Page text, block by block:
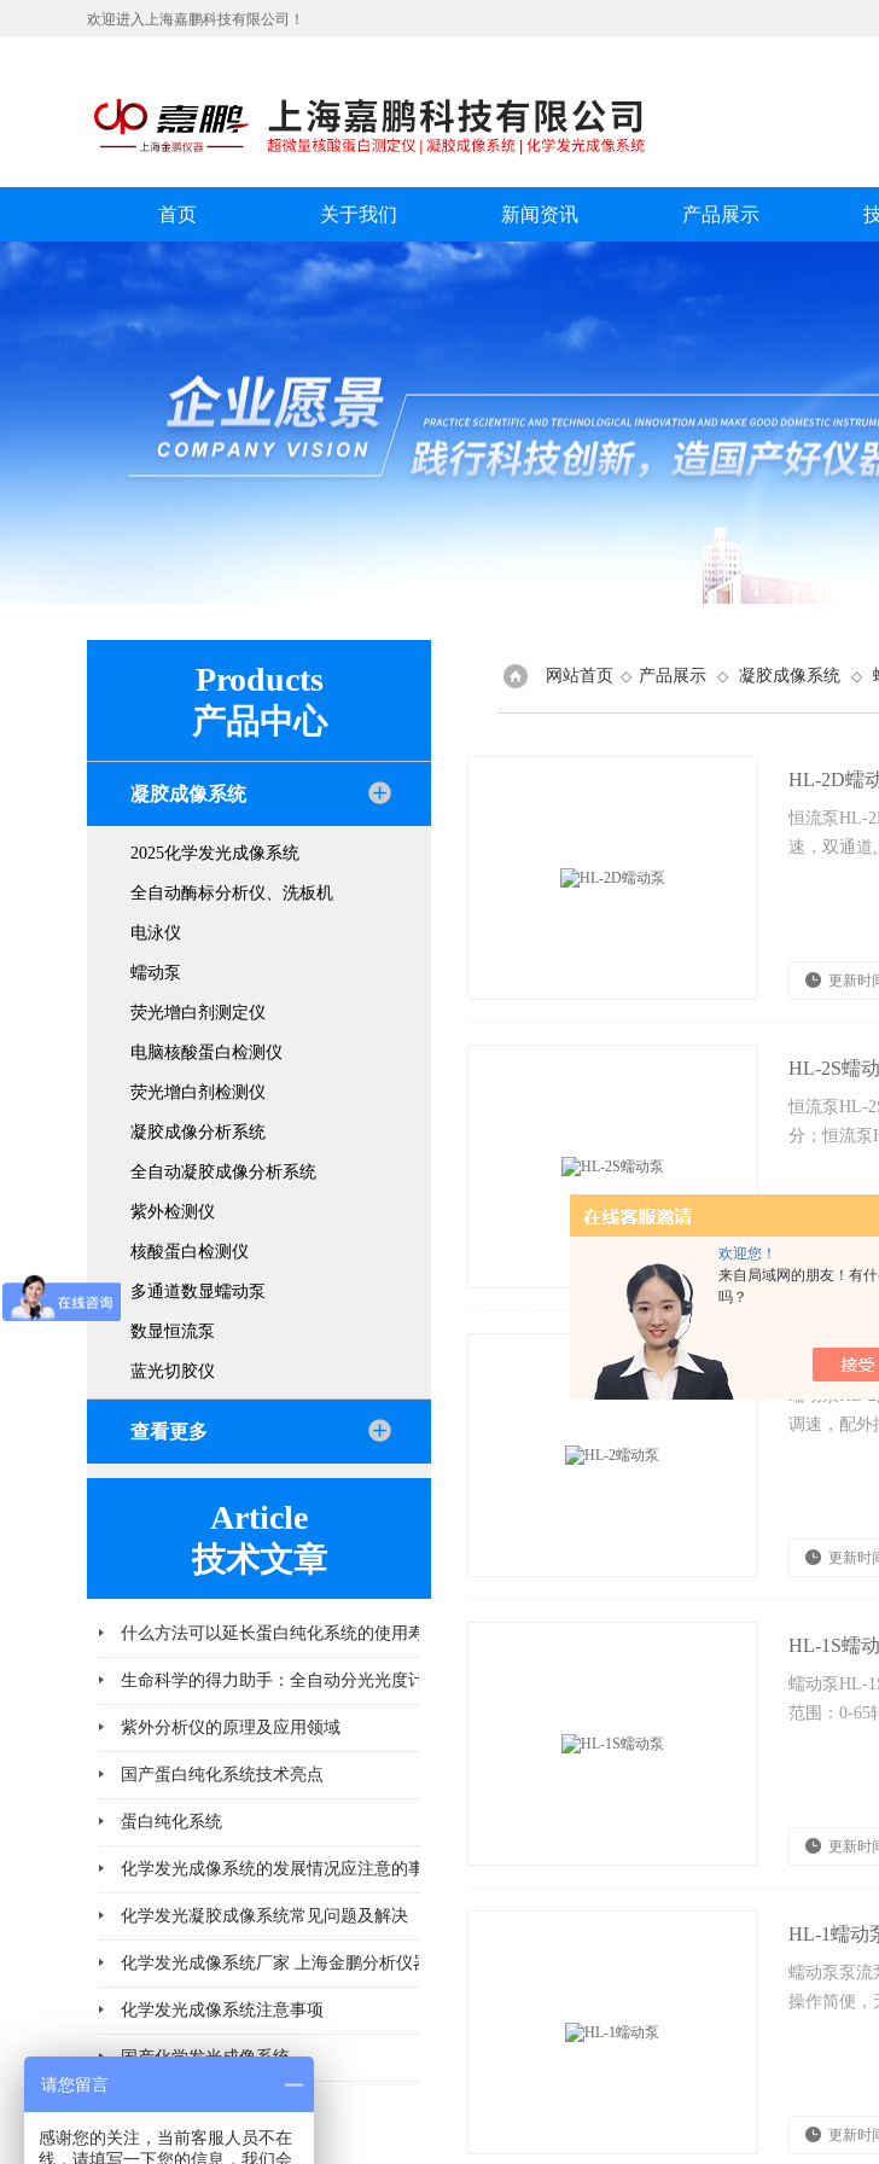
欢迎您！
来自局域网的朋友！有
吗？
欢迎进入上海嘉鹏科技有限公司！
首页 关于我们 新闻资讯 产品展示
Products
产品中心
凝胶成像系统
2025化学发光成像系统
全自动酶标分析仪、洗板机
电泳仪
蠕动泵
荧光增白剂测定仪
电脑核酸蛋白检测仪
荧光增白剂检测仪
凝胶成像分析系统
全自动凝胶成像分析系统
紫外检测仪
核酸蛋白检测仪
多通道数显蠕动泵
数显恒流泵
蓝光切胶仪
查看更多
Article
技术文章
什么方法可以延长蛋白纯化系统的使用寿命
2026-06-25
紫外分析仪的原理及应用领域
国产蛋白纯化系统技术亮点
蛋白纯化系统
2026-02-11
化学发光成像系统的发展情况应注意的事项
2026-02-11
化学发光凝胶成像系统常见问题及解决
2026-02-06
化学发光成像系统厂家 上海金鹏分析仪器
化学发光成像系统注意事项
国产化学发光成像系统
网站首页 ◇ 产品展示 ◇ 凝胶成像系统 ◇
HL-2D蠕
恒流泵HL-
速，双通道,
更新时
HL-2S蠕
恒流泵HL-
分；恒流泵
更新时
HL-2蠕动泵
蠕动泵HL-
调速，配外
更新时
HL-1S蠕
蠕动泵HL-
范围：0-65
更新时
HL-1蠕动
蠕动泵泵流
操作简便，
更新时
请您留言
感谢您的关注，当前客服人员不在
线，请填写一下您的信息，我们会